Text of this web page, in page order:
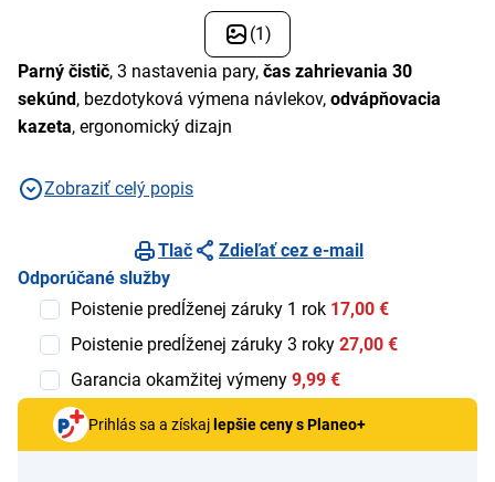
(1)
Parný čistič, 3 nastavenia pary, čas zahrievania 30
sekúnd, bezdotyková výmena návlekov, odvápňovacia
kazeta, ergonomický dizajn
Zobraziť celý popis
Tlač
Zdieľať cez e-mail
Odporúčané služby
Poistenie predĺženej záruky 1 rok 17,00 €
Poistenie predĺženej záruky 3 roky 27,00 €
Garancia okamžitej výmeny 9,99 €
Prihlás sa a získaj lepšie ceny s Planeo+